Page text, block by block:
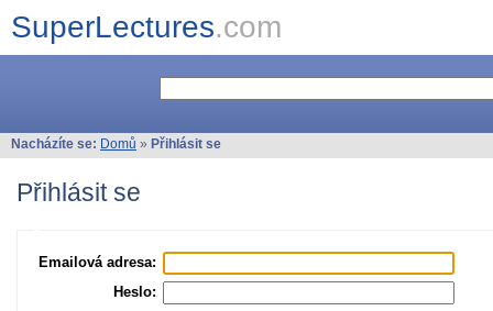
SuperLectures.com
Nacházíte se: Domů » Přihlásit se
Přihlásit se
Emailová adresa:
Heslo: